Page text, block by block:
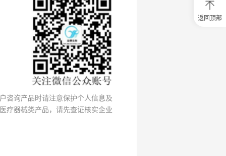
咨询产品时请注意保护个人信息及
疗器械类产品，请先查证核实企业
返回顶部